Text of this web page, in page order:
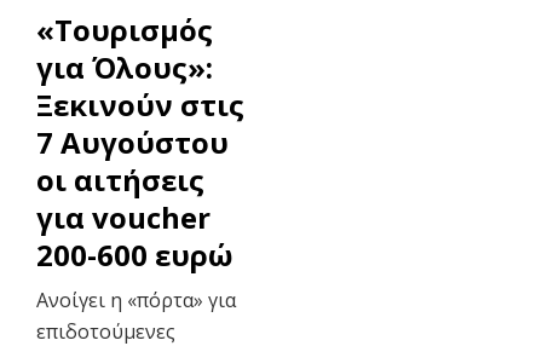
«Τουρισμός
για Όλους»:
Ξεκινούν στις
7 Αυγούστου
οι αιτήσεις
για voucher
200-600 ευρώ
Ανοίγει η «πόρτα» για
επιδοτούμενες